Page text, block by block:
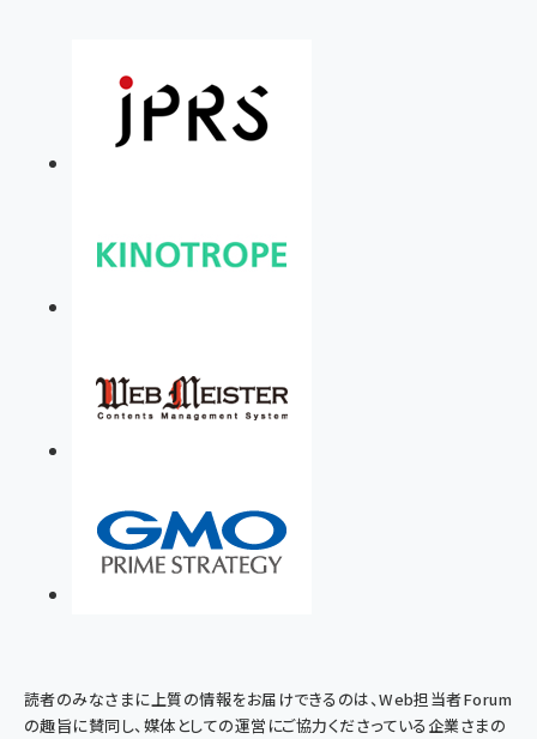
読者のみなさまに上質の情報をお届けできるのは、Web担当者Forum
の趣旨に賛同し、媒体としての運営にご協力くださっている企業さまの